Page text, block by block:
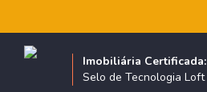
Imobiliária Certificada:
Selo de Tecnologia Loft